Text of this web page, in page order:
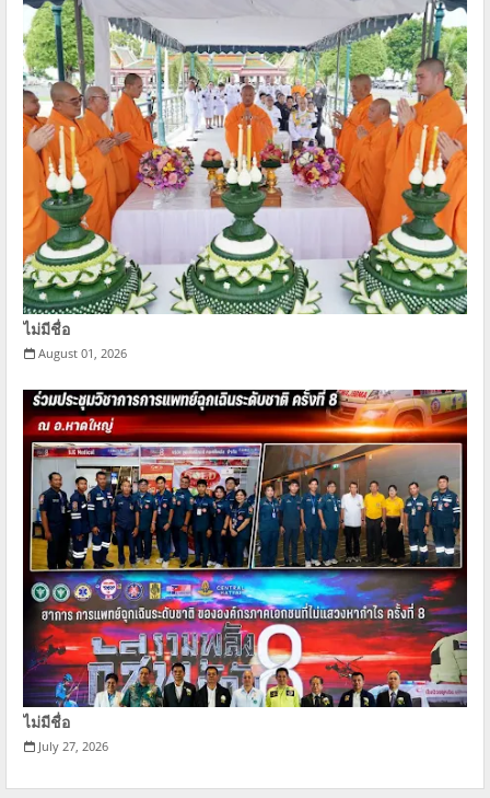
ไม่มีชื่อ
August 01, 2026
ไม่มีชื่อ
July 27, 2026